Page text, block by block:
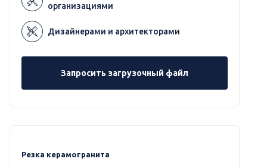
организациями
Дизайнерами и архитекторами
Запросить загрузочный файл
Резка керамогранита